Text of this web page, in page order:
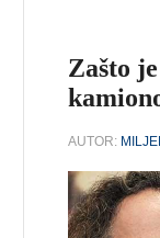
Zašto
AUTOR: